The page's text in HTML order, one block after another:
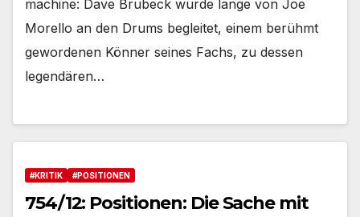
machine: Dave Brubeck wurde lange von Joe
Morello an den Drums begleitet, einem berühmt
gewordenen Könner seines Fachs, zu dessen
legendären…
#KRITIK #POSITIONEN
754/12: Positionen: Die Sache mit